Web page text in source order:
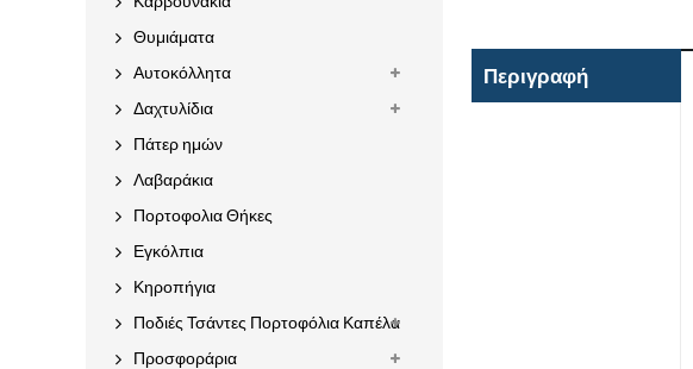
Περιγραφή
Θυμιάματα
Αυτοκόλλητα
Δαχτυλίδια
Πάτερ ημών
Λαβαράκια
Πορτοφολια Θήκες
Εγκόλπια
Κηροπήγια
Ποδιές Τσάντες Πορτοφόλια Καπέλα
Προσφοράρια